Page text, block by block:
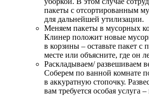
пакеты с отсортированным
для дальнейшей утилизации.
Меняем пакеты в мусорных
Клинер положит новые
в корзины – оставьте пакет с
месте или объясните, где он
Раскладываем/ развешиваем
Соберем по ванной комнате
в аккуратную стопочку.
вам требуется особая услуга